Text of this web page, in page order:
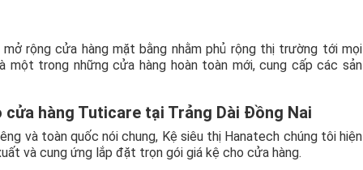
rộng cửa hàng mặt bằng nhằm phủ rộng thị trường tới mọi
trong những cửa hàng hoàn toàn mới, cung cấp các sản
hàng Tuticare tại Trảng Dài Đồng Nai
và toàn quốc nói chung, Kệ siêu thị Hanatech chúng tôi hiện
và cung ứng lắp đặt trọn gói giá kệ cho cửa hàng.